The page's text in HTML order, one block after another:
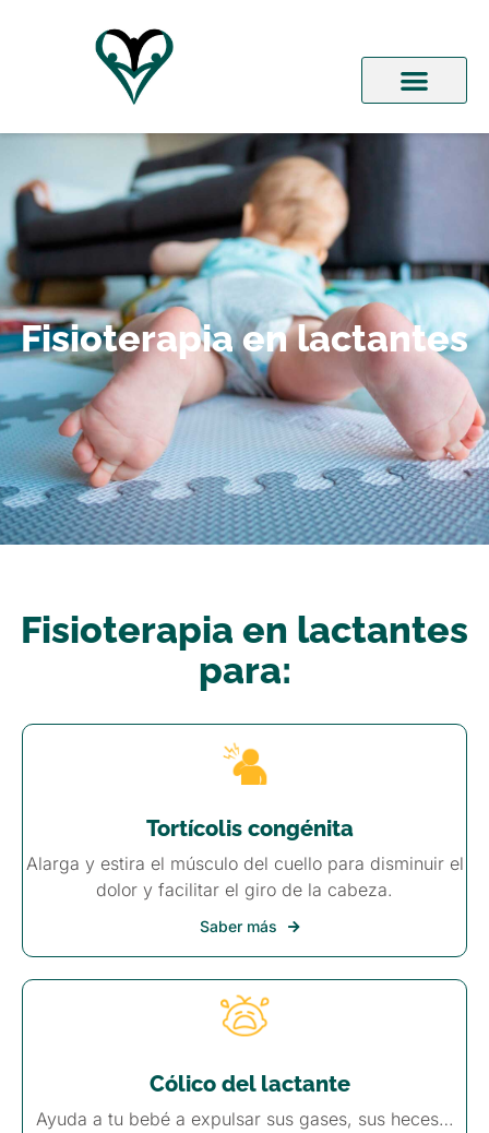
Fisioterapia en lactantes
Fisioterapia en lactantes
para:
Tortícolis congénita
Alarga y estira el músculo del cuello para disminuir el
dolor y facilitar el giro de la cabeza.
Saber más
Cólico del lactante
Ayuda a tu bebé a expulsar sus gases, sus heces…